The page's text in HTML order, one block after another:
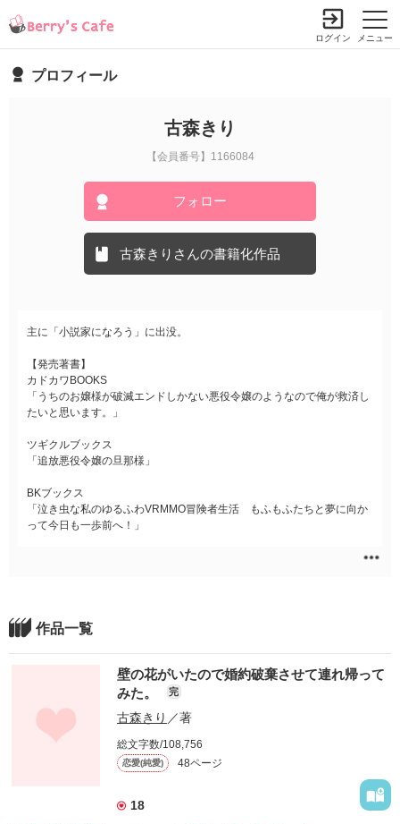
メニュー
ログイン
プロフィール
古森きり
【会員番号】1166084
フォロー
古森きりさんの書籍化作品
主に「小説家になろう」に出没。
【発売著書】
カドカワBOOKS
「うちのお嬢様が破滅エンドしかない悪役令嬢のようなので俺が救済し
たいと思います。」
ツギクルブックス
「追放悪役令嬢の旦那様」
BKブックス
「泣き虫な私のゆるふわVRMMO冒険者生活 もふもふたちと夢に向か
って今日も一歩前へ！」
作品一覧
壁の花がいたので婚約破棄させて連れ帰って
みた。
完
古森きり ／著
総文字数/108,756
恋愛(純愛) 48ページ
18